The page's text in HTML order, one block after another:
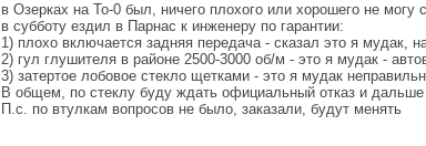
в Озерках на То-0 был, ничего плохого или хорошего не могу
в субботу ездил в Парнас к инженеру по гарантии:
1) плохо включается задняя передача - сказал это я мудак,
2) гул глушителя в районе 2500-3000 об/м - это я мудак -
3) затертое лобовое стекло щетками - это я мудак
В общем, по стеклу буду ждать официальный отказ и дальше
П.с. по втулкам вопросов не было, заказали, будут менять